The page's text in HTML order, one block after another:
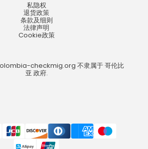
私隐权
退货政策
条款及细则
法律声明
Cookie政策
checkmig.org 不隶属于 哥伦比
亚 政府.